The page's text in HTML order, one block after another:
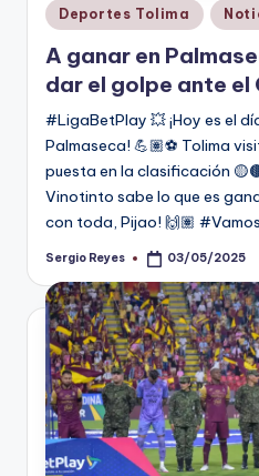
Publicado
en
Deportes Tolima
A ganar en
dar el golpe ante el
#LigaBetPlay 💥 ¡Hoy es el
Palmaseca! 💪🏽⚽ Tolima
puesta en la clasificación
Vinotinto sabe lo que es
con toda, Pijao! 🙌🏽
Publicado
Sergio Reyes 03/05/2025